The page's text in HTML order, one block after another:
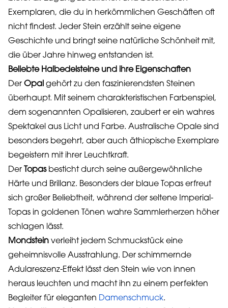
Exemplaren, die du in herkömmlichen Geschäften oft
nicht findest. Jeder Stein erzählt seine eigene
Geschichte und bringt seine natürliche Schönheit mit,
die über Jahre hinweg entstanden ist.
Beliebte Halbedelsteine und ihre Eigenschaften
Der Opal gehört zu den faszinierendsten Steinen
überhaupt. Mit seinem charakteristischen Farbenspiel,
dem sogenannten Opalisieren, zaubert er ein wahres
Spektakel aus Licht und Farbe. Australische Opale sind
besonders begehrt, aber auch äthiopische Exemplare
begeistern mit ihrer Leuchtkraft.
Der
Topasbesticht durch seine außergewöhnliche
Härte und Brillanz. Besonders der blaue Topas erfreut
sich großer Beliebtheit, während der seltene Imperial-
Topas in goldenen Tönen wahre Sammlerherzen höher
schlagen lässt.
Mondstein verleiht jedem Schmuckstück eine
geheimnisvolle Ausstrahlung. Der schimmernde
Adulareszenz-Effekt lässt den Stein wie von innen
heraus leuchten und macht ihn zu einem perfekten
Begleiter für eleganten Damenschmuck.